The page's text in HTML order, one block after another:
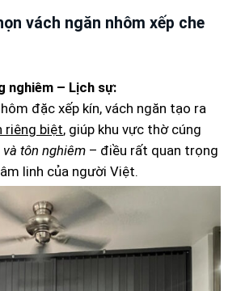
vách ngăn nhôm xếp che
nghiêm – Lịch sự:
đặc xếp kín, vách ngăn tạo ra
riêng biệt, giúp khu vực thờ cúng
và tôn nghiêm – điều rất quan trọng
linh của người Việt.